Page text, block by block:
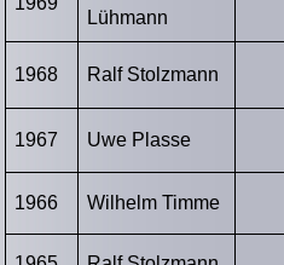
Lühmann
1968 Ralf Stolzmann
1967 Uwe Plasse
1966 Wilhelm Timme